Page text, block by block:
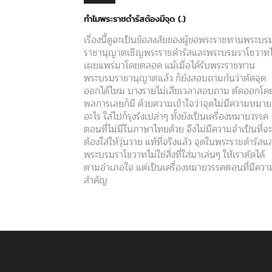
ทำไมพระราชดำรัสต้องมีจุด (.)
เรื่องนี้ดูจะเป็นข้อสงสัยของผู้ขอพระราชทานพระบร
ราชานุญาตเชิญพระราชดำรัสและพระบรมราโชวาท
เผยแพร่มาโดยตลอด แม้เมื่อได้รับพระราชทาน
พระบรมราชานุญาตแล้ว ก็ยังสอบถามกันว่าตัดจุด
ออกได้ไหม บางรายไม่เสียเวลาสอบถาม ตัดออกโด
พลการเลยก็มี ด้วยความเข้าใจว่าจุดไม่มีความหมาย
อะไร ใส่ไปก็รุงรังเปล่าๆ ทั้งยังเป็นเครื่องหมายวรรค
ตอนที่ไม่มีในภาษาไทยด้วย จึงไม่มีความจำเป็นที่จะ
ต้องใส่ให้วุ่นวาย แท้ที่จริงแล้ว จุดในพระราชดำรัสแ
พระบรมราโชวาทไม่ใช่สิ่งที่ใส่มาเล่นๆ ให้เราตัดได้
ตามอำเภอใจ แต่เป็นเครื่องหมายวรรคตอนที่มีควา
สำคัญ